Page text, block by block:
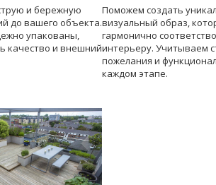
и бережную
до вашего объекта.
упакованы,
качество и внешний
Поможем создать
визуальный образ,
гармонично
интерьеру. Учитываем
пожелания и
каждом этапе.